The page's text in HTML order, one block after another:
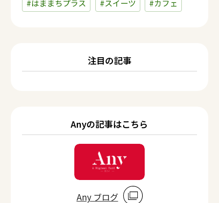
#はままちプラス
#スイーツ #カフェ
注目の記事
Anyの記事はこちら
Any ブログ